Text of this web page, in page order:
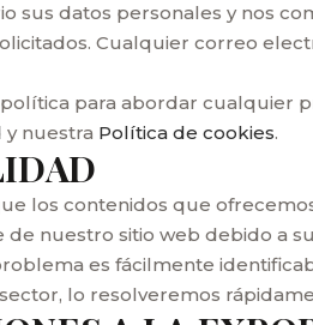
sus datos personales y nos
Cualquier correo
para abordar cualquier
y nuestra Política de cookies.
los contenidos que
nuestro sitio web debido a
es fácilmente
lo resolveremos